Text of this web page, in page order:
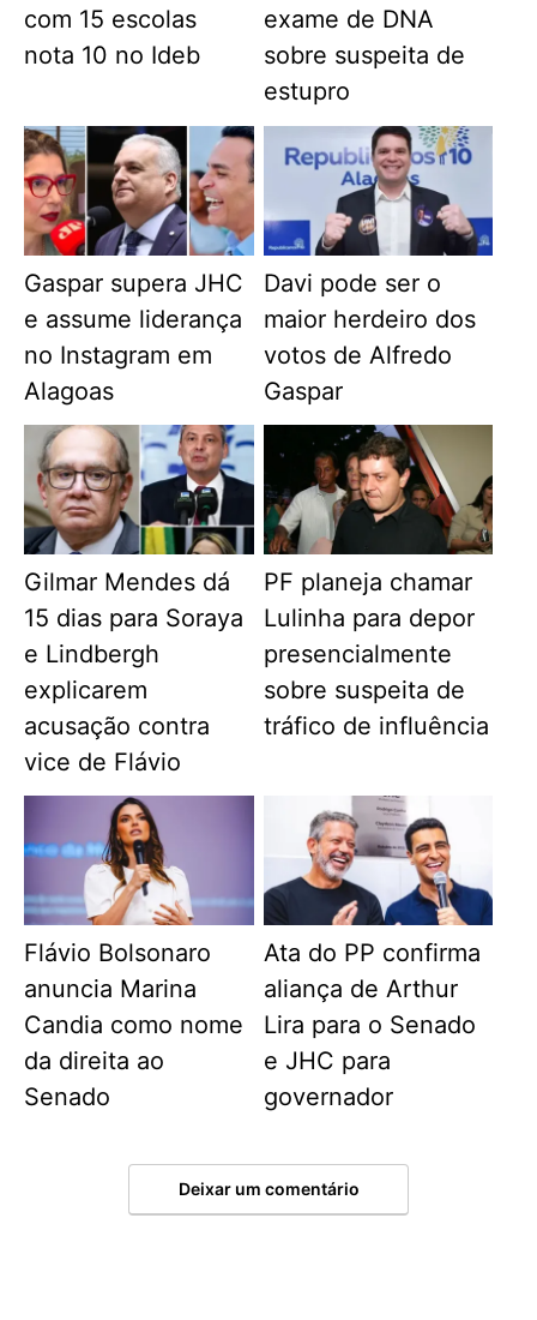
com 15 escolas
nota 10 no Ideb
exame de DNA
sobre suspeita de
estupro
Gaspar supera JHC
e assume liderança
no Instagram em
Alagoas
Davi pode ser o
maior herdeiro dos
votos de Alfredo
Gaspar
Gilmar Mendes dá
15 dias para Soraya
e Lindbergh
explicarem
acusação contra
vice de Flávio
PF planeja chamar
Lulinha para depor
presencialmente
sobre suspeita de
tráfico de influência
Flávio Bolsonaro
anuncia Marina
Candia como nome
da direita ao
Senado
Ata do PP confirma
aliança de Arthur
Lira para o Senado
e JHC para
governador
Deixar um comentário